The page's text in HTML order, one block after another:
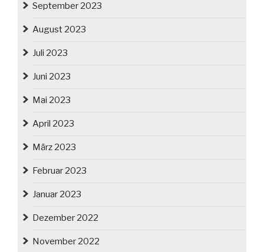
September 2023
August 2023
Juli 2023
Juni 2023
Mai 2023
April 2023
März 2023
Februar 2023
Januar 2023
Dezember 2022
November 2022